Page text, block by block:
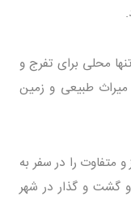
محلی برای تفرج و
طبیعی و زمین
و متفاوت را در سفر به
گشت و گذار در شهر